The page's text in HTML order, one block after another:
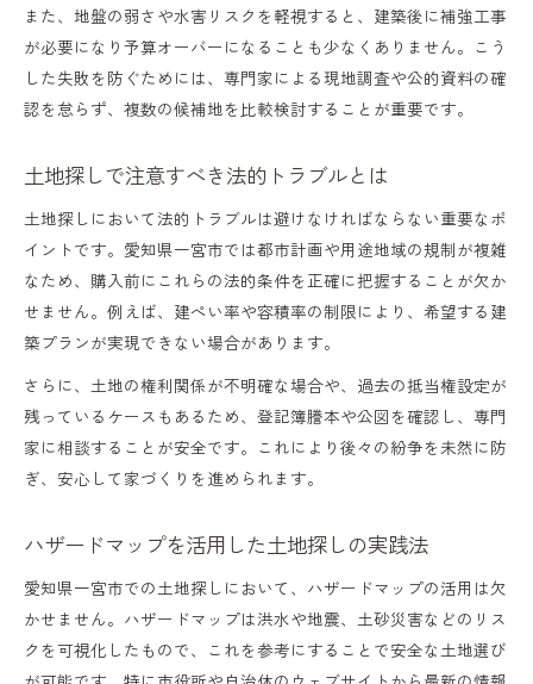
また、地盤の弱さや水害リスクを軽視すると、建築後に補強工事
が必要になり予算オーバーになることも少なくありません。こう
した失敗を防ぐためには、専門家による現地調査や公的資料の確
認を怠らず、複数の候補地を比較検討することが重要です。
土地探しで注意すべき法的トラブルとは
土地探しにおいて法的トラブルは避けなければならない重要なポ
イントです。愛知県一宮市では都市計画や用途地域の規制が複雑
なため、購入前にこれらの法的条件を正確に把握することが欠か
せません。例えば、建ぺい率や容積率の制限により、希望する建
築プランが実現できない場合があります。
さらに、土地の権利関係が不明確な場合や、過去の抵当権設定が
残っているケースもあるため、登記簿謄本や公図を確認し、専門
家に相談することが安全です。これにより後々の紛争を未然に防
ぎ、安心して家づくりを進められます。
ハザードマップを活用した土地探しの実践法
愛知県一宮市での土地探しにおいて、ハザードマップの活用は欠
かせません。ハザードマップは洪水や地震、土砂災害などのリス
クを可視化したもので、これを参考にすることで安全な土地選び